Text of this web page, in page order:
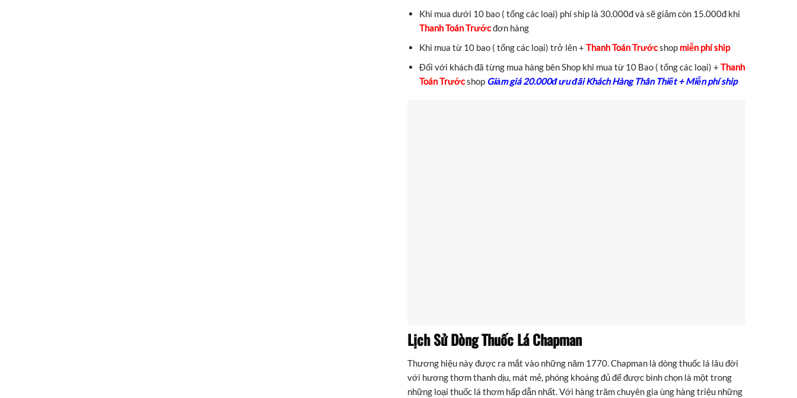
Khi mua dưới 10 bao ( tổng các loại) phí ship là 30.000đ và sẽ giảm còn 15.000đ khi
Thanh Toán Trướcđơn hàng
Khi mua từ 10 bao ( tổng các loại) trở lên + Thanh Toán Trướcshopmiễn phí ship
Đối với khách đã từng mua hàng bên Shop khi mua từ 10 Bao ( tổng các loại) + Thanh
Toán Trướcshop Giảm giá 20.000đ ưu đãi Khách Hàng Thân Thiết + Miễn phí ship
Lịch Sử Dòng Thuốc Lá Chapman
Thương hiệu này được ra mắt vào những năm 1770. Chapman là dòng thuốc lá lâu đời
với hương thơm thanh dịu, mát mẻ, phóng khoáng đủ để được bình chọn là một trong
những loại thuốc lá thơm hấp dẫn nhất. Với hàng trăm chuyên gia ùng hàng triệu những